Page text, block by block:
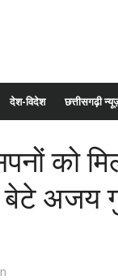
देश-विदेश छत्तीसगढ़ी
को
अजय